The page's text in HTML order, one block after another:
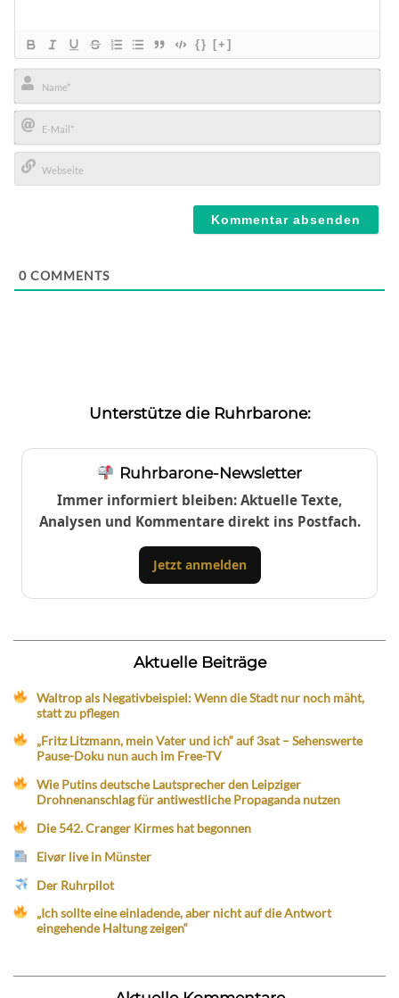
{} [+]
Name*
E-
Mail*
0 COMMENTS
Unterstütze die Ruhrbarone:
Ruhrbarone-Newsletter
Immer informiert bleiben: Aktuelle Texte,
Analysen und Kommentare direkt ins Postfach.
Jetzt anmelden
Aktuelle Beiträge
Waltrop als Negativbeispiel: Wenn die Stadt nur noch mäht,
statt zu pflegen
„Fritz Litzmann, mein Vater und ich“ auf 3sat – Sehenswerte
Pause-Doku nun auch im Free-TV
Wie Putins deutsche Lautsprecher den Leipziger
Drohnenanschlag für antiwestliche Propaganda nutzen
Die 542. Cranger Kirmes hat begonnen
Eivør live in Münster
Der Ruhrpilot
„Ich sollte eine einladende, aber nicht auf die Antwort
eingehende Haltung zeigen“